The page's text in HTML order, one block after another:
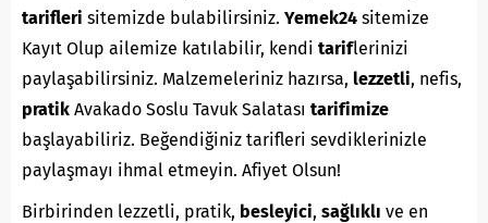
tarifleri sitemizde bulabilirsiniz. Yemek24 sitemize
Kayıt Olup ailemize katılabilir, kendi tariflerinizi
paylaşabilirsiniz. Malzemeleriniz hazırsa, lezzetli, nefis,
pratik Avakado Soslu Tavuk Salatası tarifimize
başlayabiliriz. Beğendiğiniz tarifleri sevdiklerinizle
paylaşmayı ihmal etmeyin. Afiyet Olsun!
Birbirinden lezzetli, pratik, besleyici, sağlıklı ve en